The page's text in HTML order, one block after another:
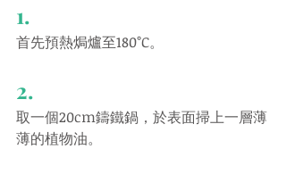
1.
首先預熱焗爐至180°C。
2.
取一個20cm鑄鐵鍋，於表面掃上一層薄
薄的植物油。